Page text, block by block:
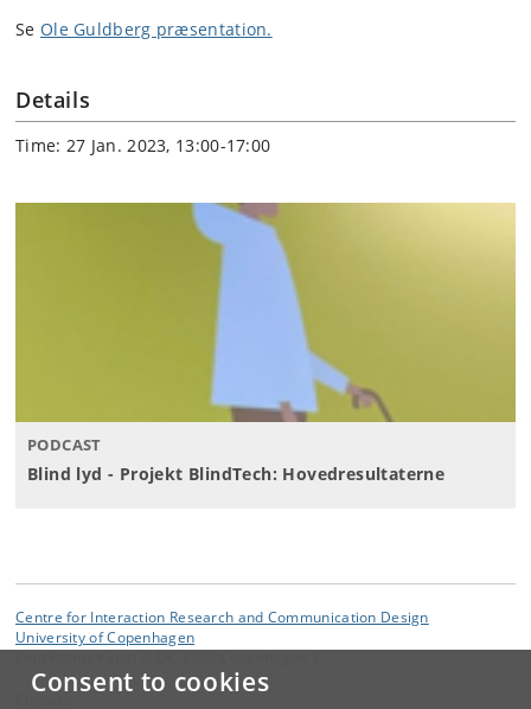
Consent to cookies
Se Ole Guldberg præsentation.
Details
Time: 27 Jan. 2023, 13:00-17:00
PODCAST
Blind lyd - Projekt BlindTech: Hovedresultaterne
Centre for Interaction Research and Communication Design
University of Copenhagen